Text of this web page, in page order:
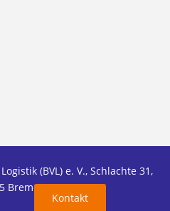
(BVL) e. V., Schlachte 31,
Bremen
Kontakt